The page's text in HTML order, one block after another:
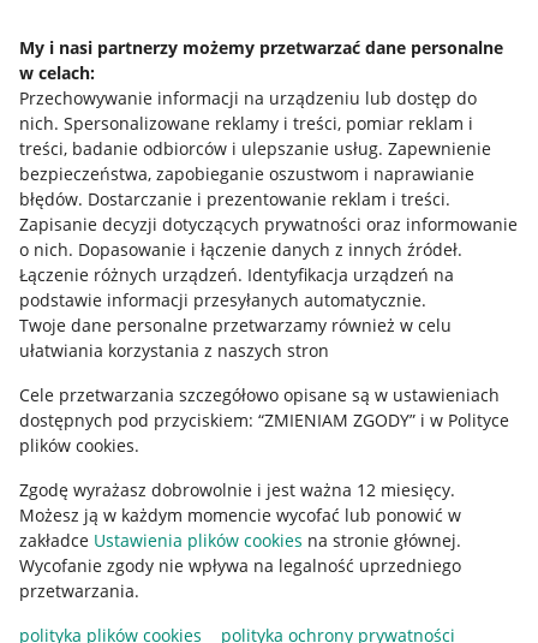
My i nasi partnerzy możemy przetwarzać dane personalne
w celach:
Przechowywanie informacji na urządzeniu lub dostęp do
nich. Spersonalizowane reklamy i treści, pomiar reklam i
treści, badanie odbiorców i ulepszanie usług. Zapewnienie
bezpieczeństwa, zapobieganie oszustwom i naprawianie
błędów. Dostarczanie i prezentowanie reklam i treści.
Zapisanie decyzji dotyczących prywatności oraz informowanie
o nich. Dopasowanie i łączenie danych z innych źródeł.
Łączenie różnych urządzeń. Identyfikacja urządzeń na
podstawie informacji przesyłanych automatycznie.
Twoje dane personalne przetwarzamy również w celu
ułatwiania korzystania z naszych stron
Cele przetwarzania szczegółowo opisane są w ustawieniach
dostępnych pod przyciskiem: “ZMIENIAM ZGODY” i w Polityce
plików cookies.
Zgodę wyrażasz dobrowolnie i jest ważna 12 miesięcy.
Możesz ją w każdym momencie wycofać lub ponowić w
zakładce Ustawienia plików cookies na stronie głównej.
Wycofanie zgody nie wpływa na legalność uprzedniego
przetwarzania.
polityka plików cookies
polityka ochrony prywatności
Allegro Gadane dla sprzedających
Allegro Gadane dla kupujących
Mapa miejscowości
Informacje prawne
Regulamin
Polityka plików "cookies"
Ustawienia plików "cookies"
Udostępnianie lokalizacji
Informacje dla Aktu o Usługach Cyfrowych
Pobierz aplikację